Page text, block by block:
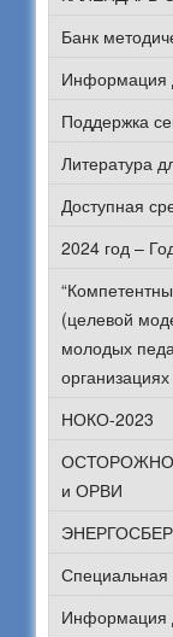
Банк
Информация
Поддержка
Литература
Доступная
2024 год –
(целевой
молодых
организациях
НОКО-2023
ОСТОРОЖНО
и ОРВИ
Специальная
Информация